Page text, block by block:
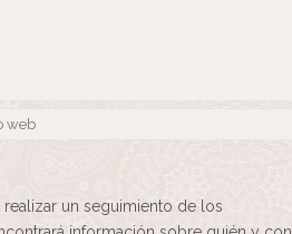
un seguimiento de los